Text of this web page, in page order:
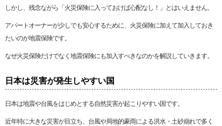
しかし、残念ながら「火災保険に入っておけば心配なし！」とはいえません。
アパートオーナーが少しでも安心するために、火災保険に加えて加入しておき
たいのが地震保険です。
なぜ火災保険だけでなく地震保険にも加入すべきなのかを解説していきます。
日本は災害が発生しやすい国
日本は地震や台風をはじめとする自然災害が起こりやすい国です。
近年特に大きな災害が目立ち、台風や局地的豪雨による洪水・土砂崩れで多く